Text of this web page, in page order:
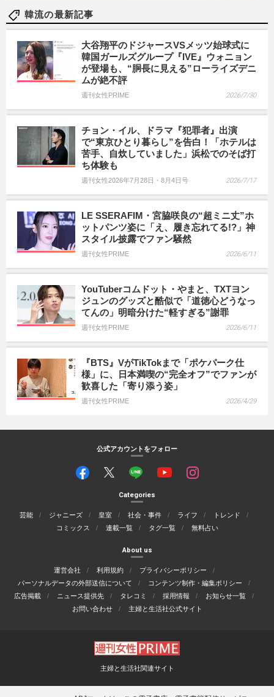
韓流の最新記事
大谷翔平のドジャースVSメッツ始球式に
韓国ガールズグループ『IVE』ウォニョン
が登場も、“胴長に見える”ローライズデニ
ムが絶不評
週刊女性PRIME 2026/7/30
チョン・イル、ドラマ『犯罪者』出演
で“東京ひとり暮らし”を告白！「ホテルは
苦手、自炊していました」浜松でのそば打
ち体験も
週刊女性2026年7月28日・8月4日号 2026/7/17
LE SSERAFIM・宮脇咲良の“超ミニ丈”ホ
ットパンツ姿に「え、履き忘れてる!?」神
スタイル披露でファン騒然
週刊女性PRIME 2026/6/11
YouTuberコムドット・やまと、TXTヨン
ジュンのグッズと酷似で「道徳心どうなっ
てんの」明暗分けた“軽すぎる”謝罪
週刊女性PRIME 2026/6/11
『BTS』VがTikTokまで「ポケパーク仕
様」に、日本満喫の“完全オフ”でファンが
歓喜した「寄り添う姿」
週刊女性PRIME 2026/4/29
公式アカウントをフォロー
Categories
芸能 ジャニーズ 皇室 社会・事件 ライフ
トレンド
コミックス
連載一覧 タグ一覧 無料占い
About us
運営会社 利用規約
プライバシーポリシー
パーソナルデータの外部送信について
コンテンツ制作・編集ポリシー
広告掲載
ニュース提供先 タレコミ 採用情報
お知らせ一覧
お問い合わせ
主婦と生活社公式サイト
主婦と生活社関連サイト